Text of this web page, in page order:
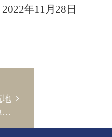
2022年11月28日
>
地